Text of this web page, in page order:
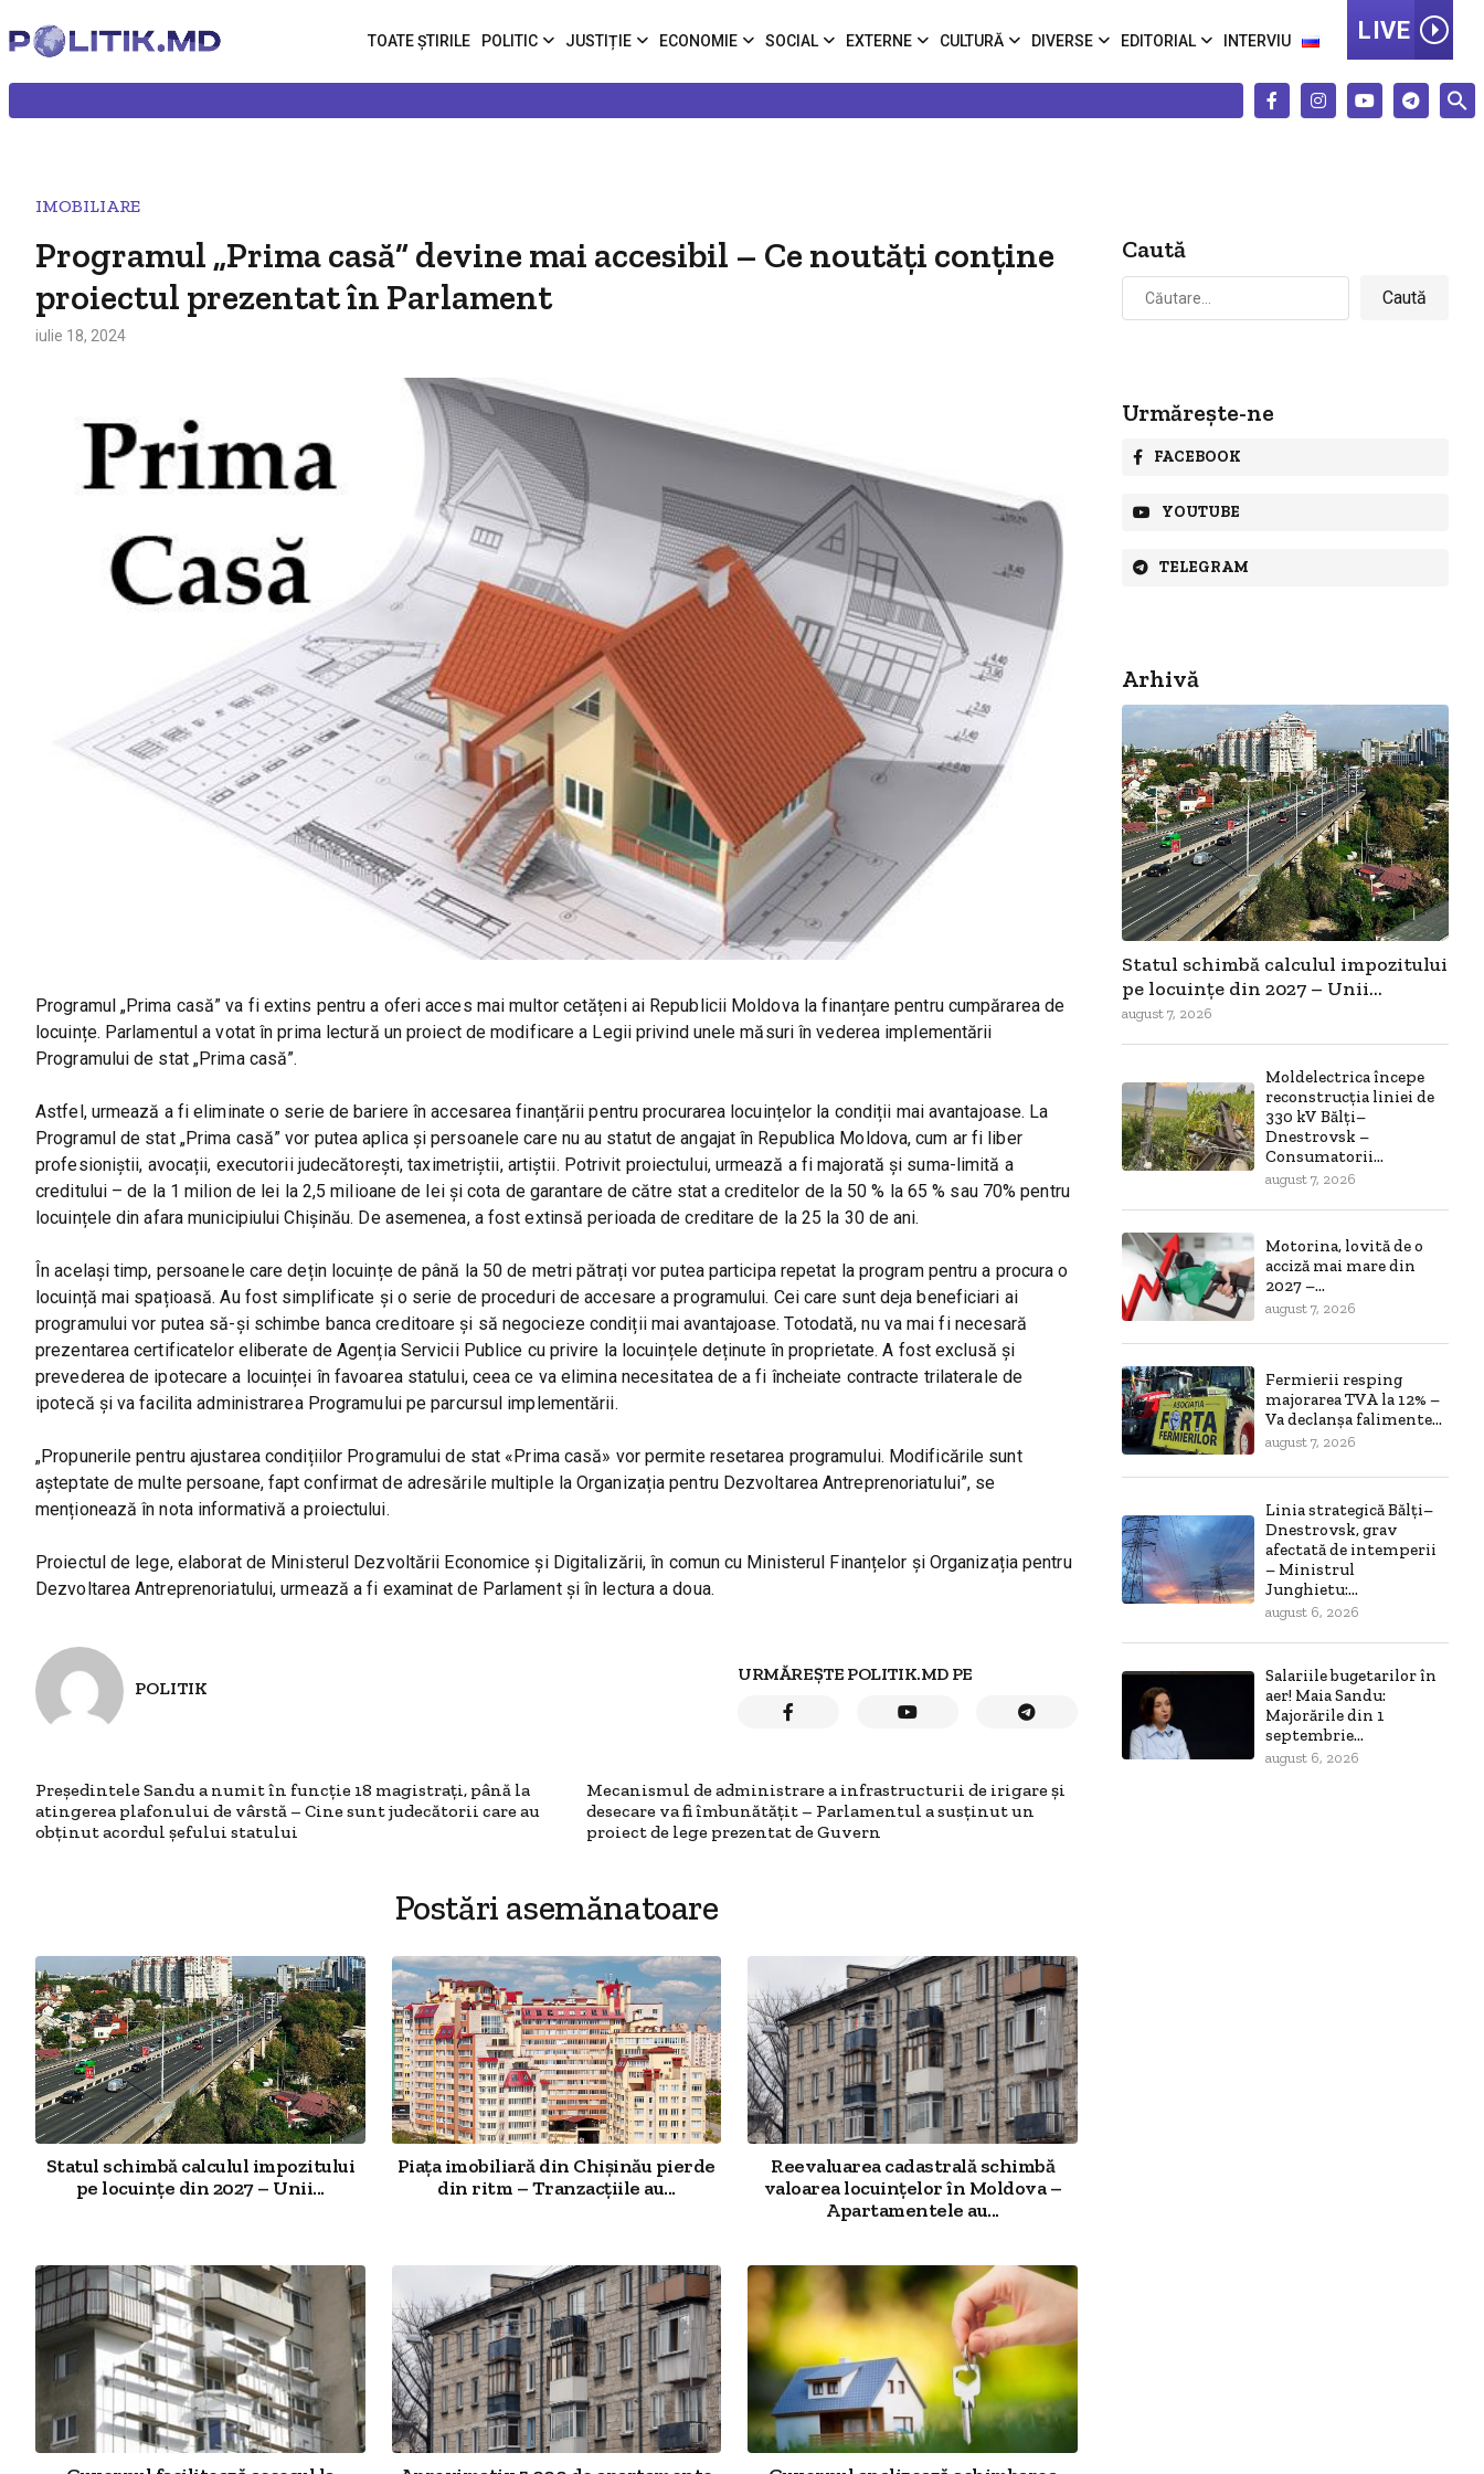
TOATE ȘTIRILE POLITIC JUSTIȚIE ECONOMIE SOCIAL EXTERNE CULTURĂ DIVERSE EDITORIAL INTERVIU LIVE
IMOBILIARE
Programul „Prima casă” devine mai accesibil – Ce noutăți conține
proiectul prezentat în Parlament
iulie 18, 2024
Programul „Prima casă” va fi extins pentru a oferi acces mai multor cetățeni ai Republicii Moldova la finanțare pentru cumpărarea de
locuințe. Parlamentul a votat în prima lectură un proiect de modificare a Legii privind unele măsuri în vederea implementării
Programului de stat „Prima casă”.
Astfel, urmează a fi eliminate o serie de bariere în accesarea finanțării pentru procurarea locuințelor la condiții mai avantajoase. La
Programul de stat „Prima casă” vor putea aplica și persoanele care nu au statut de angajat în Republica Moldova, cum ar fi liber
profesioniștii, avocații, executorii judecătorești, taximetriștii, artiștii. Potrivit proiectului, urmează a fi majorată și suma-limită a
creditului – de la 1 milion de lei la 2,5 milioane de lei și cota de garantare de către stat a creditelor de la 50 % la 65 % sau 70% pentru
locuințele din afara municipiului Chișinău. De asemenea, a fost extinsă perioada de creditare de la 25 la 30 de ani.
În același timp, persoanele care dețin locuințe de până la 50 de metri pătrați vor putea participa repetat la program pentru a procura o
locuință mai spațioasă. Au fost simplificate și o serie de proceduri de accesare a programului. Cei care sunt deja beneficiari ai
programului vor putea să-și schimbe banca creditoare și să negocieze condiții mai avantajoase. Totodată, nu va mai fi necesară
prezentarea certificatelor eliberate de Agenția Servicii Publice cu privire la locuințele deținute în proprietate. A fost exclusă și
prevederea de ipotecare a locuinței în favoarea statului, ceea ce va elimina necesitatea de a fi încheiate contracte trilaterale de
ipotecă și va facilita administrarea Programului pe parcursul implementării.
„Propunerile pentru ajustarea condițiilor Programului de stat «Prima casă» vor permite resetarea programului. Modificările sunt
așteptate de multe persoane, fapt confirmat de adresările multiple la Organizația pentru Dezvoltarea Antreprenoriatului”, se
menționează în nota informativă a proiectului.
Proiectul de lege, elaborat de Ministerul Dezvoltării Economice și Digitalizării, în comun cu Ministerul Finanțelor și Organizația pentru
Dezvoltarea Antreprenoriatului, urmează a fi examinat de Parlament și în lectura a doua.
POLITIK
URMĂREȘTE POLITIK.MD PE
Președintele Sandu a numit în funcție 18 magistrați, până la
atingerea plafonului de vârstă – Cine sunt judecătorii care au
obținut acordul șefului statului
Mecanismul de administrare a infrastructurii de irigare și
desecare va fi îmbunătățit – Parlamentul a susținut un
proiect de lege prezentat de Guvern
Postări asemănatoare
Statul schimbă calculul impozitului
pe locuințe din 2027 – Unii...
Piața imobiliară din Chișinău pierde
din ritm – Tranzacțiile au...
Reevaluarea cadastrală schimbă
valoarea locuințelor în Moldova –
Apartamentele au...
Caută
Caută
după:
Urmărește-ne
FACEBOOK
YOUTUBE
TELEGRAM
Arhivă
Statul schimbă calculul impozitului
pe locuințe din 2027 – Unii...
august 7, 2026
Moldelectrica începe
reconstrucția liniei de
330 kV Bălți–
Dnestrovsk –
Consumatorii...
august 7, 2026
Motorina, lovită de o
acciză mai mare din
2027 –...
august 7, 2026
Fermierii resping
majorarea TVA la 12% –
Va declanșa falimente...
august 7, 2026
Linia strategică Bălți–
Dnestrovsk, grav
afectată de intemperii
– Ministrul
Junghietu:...
august 6, 2026
Salariile bugetarilor în
aer! Maia Sandu:
Majorările din 1
septembrie...
august 6, 2026